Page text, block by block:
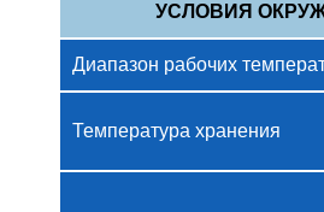
УСЛОВИЯ
Диапазон рабочих
Температура хранения